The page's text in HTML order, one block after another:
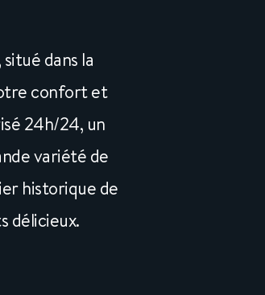
dans la
confort et
24h/24, un
variété de
historique de
délicieux.